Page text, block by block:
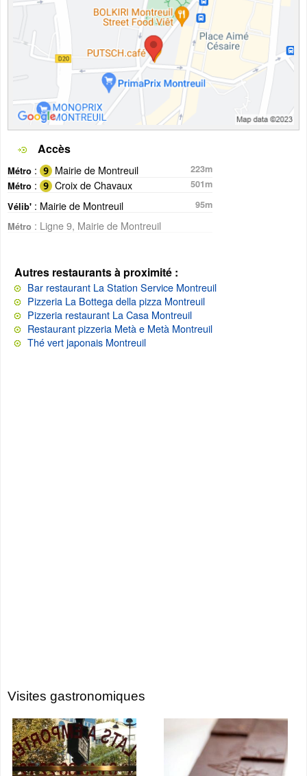
Accès
Métro : Mairie de Montreuil
223m
Métro : Croix de Chavaux
501m
Vélib' : Mairie de Montreuil
95m
Métro : Ligne 9, Mairie de Montreuil
Autres restaurants à proximité :
Bar restaurant La Station Service Montreuil
Pizzeria La Bottega della pizza Montreuil
Pizzeria restaurant La Casa Montreuil
Restaurant pizzeria Metà e Metà Montreuil
Thé vert japonais Montreuil
Visites gastronomiques